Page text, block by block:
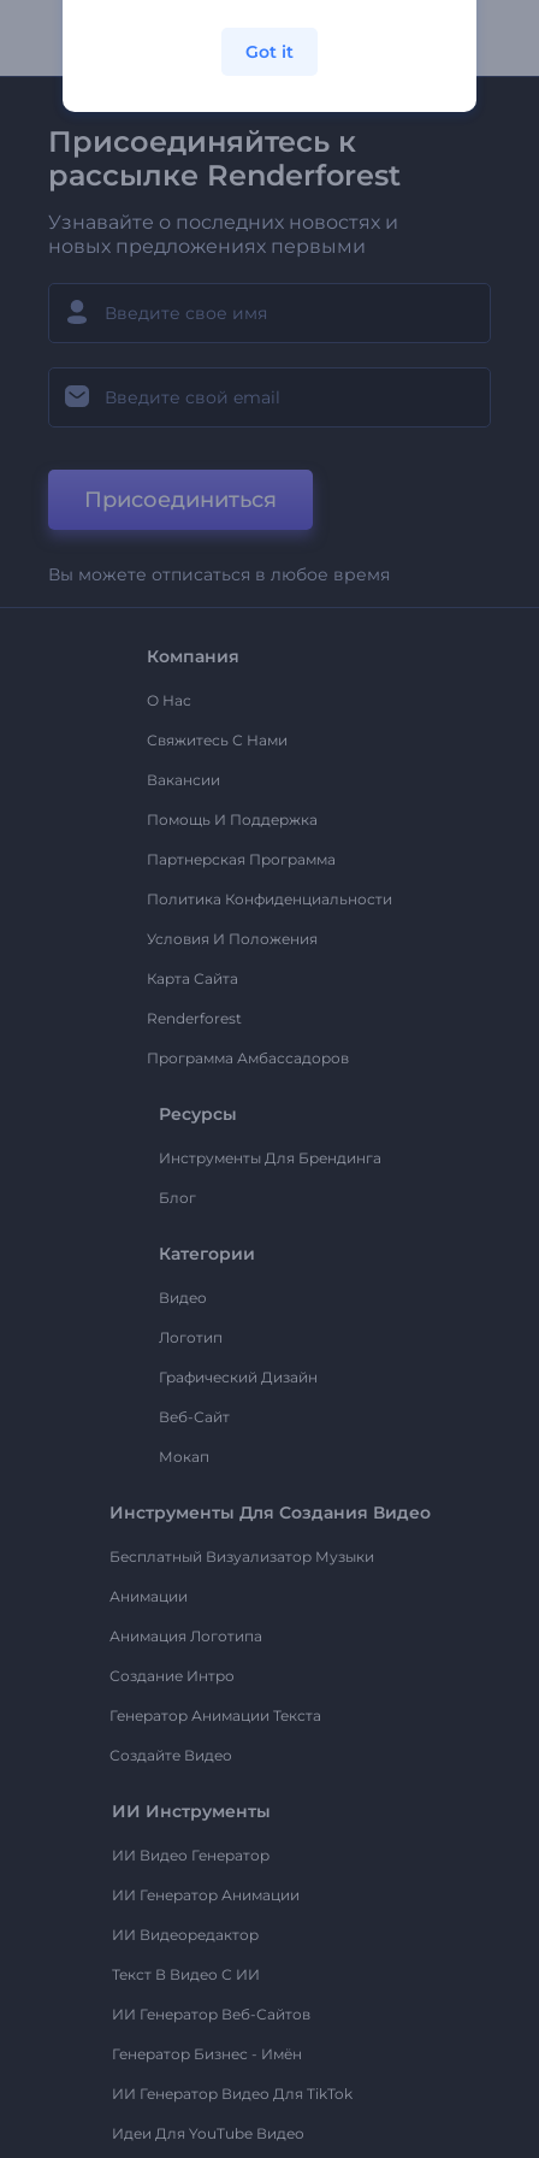
Присоединяйтесь к
рассылке Renderforest
Узнавайте о последних новостях и
новых предложениях первыми
Присоединиться
Вы можете отписаться в любое время
Компания
О Нас
Свяжитесь С Нами
Вакансии
Помощь И Поддержка
Партнерская Программа
Политика Конфиденциальности
Условия И Положения
Карта Сайта
Renderforest
Программа Амбассадоров
Ресурсы
Инструменты Для Брендинга
Блог
Категории
Видео
Логотип
Графический Дизайн
Веб-Сайт
Мокап
Инструменты Для Создания Видео
Бесплатный Визуализатор Музыки
Анимации
Анимация Логотипа
Создание Интро
Генератор Анимации Текста
Создайте Видео
ИИ Инструменты
ИИ Видео Генератор
ИИ Генератор Анимации
ИИ Видеоредактор
Текст В Видео С ИИ
ИИ Генератор Веб-Сайтов
Генератор Бизнес - Имён
ИИ Генератор Видео Для TikTok
Идеи Для YouTube Видео
Got it